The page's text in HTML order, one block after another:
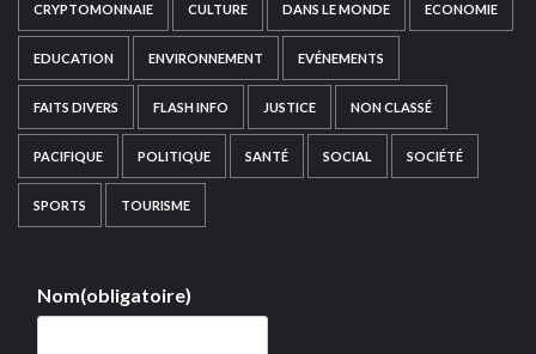
CRYPTOMONNAIE CULTURE DANS LE MONDE ECONOMIE
EDUCATION ENVIRONNEMENT EVÉNEMENTS
FAITS DIVERS FLASH INFO JUSTICE NON CLASSÉ
PACIFIQUE POLITIQUE SANTÉ SOCIAL SOCIÉTÉ
SPORTS TOURISME
Nom(obligatoire)